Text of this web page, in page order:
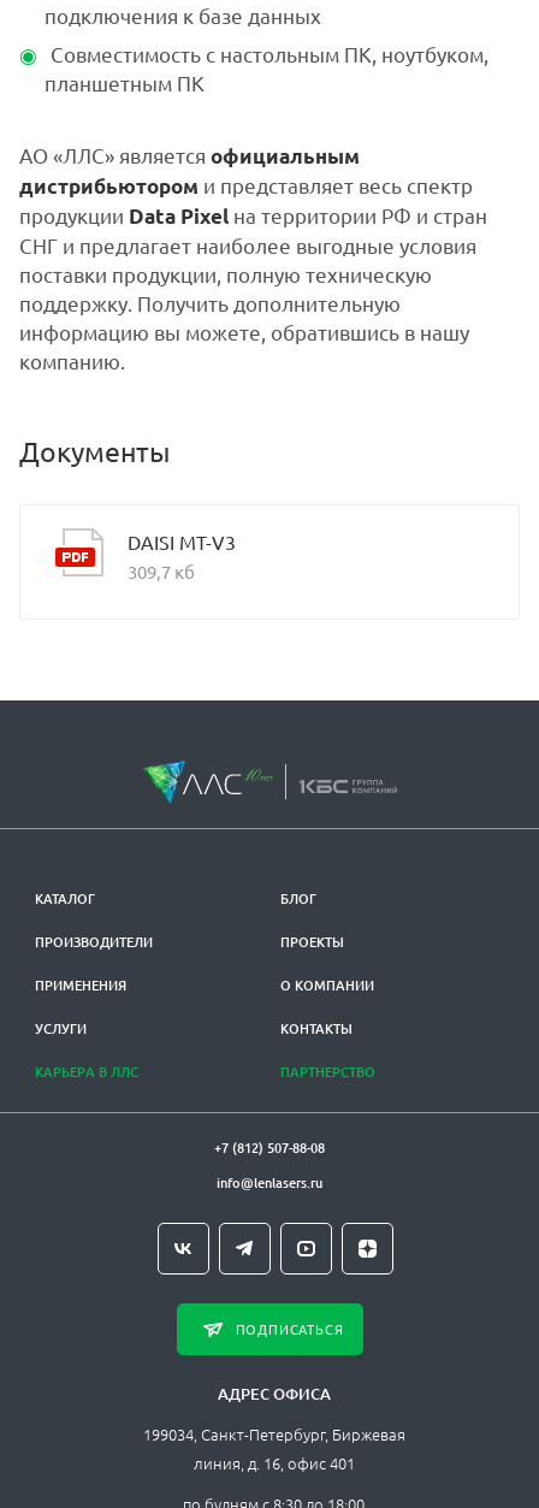
подключения к базе данных
Совместимость с настольным ПК, ноутбуком,
планшетным ПК
АО «ЛЛС» является официальным
дистрибьютором и представляет весь спектр
продукции Data Pixel на территории РФ и стран
СНГ и предлагает наиболее выгодные условия
поставки продукции, полную техническую
поддержку. Получить дополнительную
информацию вы можете, обратившись в нашу
компанию.
Документы
DAISI MT-V3
309,7 кб
КАТАЛОГ
ПРОИЗВОДИТЕЛИ
ПРИМЕНЕНИЯ
УСЛУГИ
КАРЬЕРА В ЛЛС
БЛОГ
ПРОЕКТЫ
О КОМПАНИИ
КОНТАКТЫ
ПАРТНЕРСТВО
+7 (812) 507-88-08
info@lenlasers.ru
ПОДПИСАТЬСЯ
АДРЕС ОФИСА
199034, Санкт-Петербург, Биржевая
линия, д. 16, офис 401